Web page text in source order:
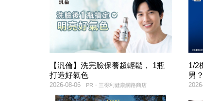
【汎倫】洗完臉保養超輕鬆， 1瓶
打造好氣色
PR・三得利健康網路商店
2026-08-06
1/2
男